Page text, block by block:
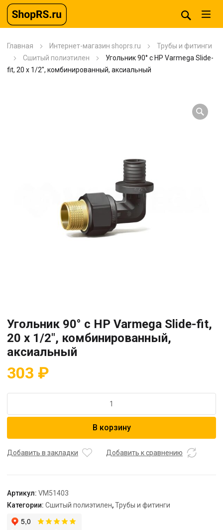
Главная Интернет-магазин shoprs.ru
Трубы и фитинги
Сшитый полиэтилен
Угольник 90° с НР Varmega Slide-
fit, 20 х 1/2″, комбинированный, аксиальный
Угольник 90° с НР Varmega Slide-fit,
20 х 1/2″, комбинированный,
аксиальный
303 ₽
Угольник
НР
20
х
1/2",
В корзину
Добавить в закладки Добавить к сравнению
Артикул: VM51403
Категории: Сшитый полиэтилен,Трубы и фитинги